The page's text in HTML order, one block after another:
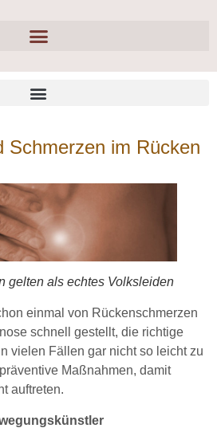
Schmerzen im Rücken
gelten als echtes Volksleiden
einmal von Rückenschmerzen
schnell gestellt, die richtige
vielen Fällen gar nicht so leicht zu
Maßnahmen, damit
auftreten.